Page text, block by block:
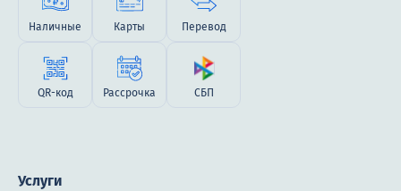
Наличные Карты Перевод
QR-код Рассрочка СБП
Услуги